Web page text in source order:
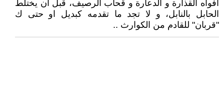
افواه القذارة و الدعارة و قحاب الرصيف، قبل ان يختلط
الحابل بالنابل، و لا تجد ما تقدمه كبديل او حتى ك
"قربان" للقادم من الكوارث ..